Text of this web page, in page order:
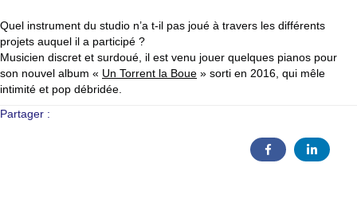
Quel instrument du studio n’a t-il pas joué à travers les différents
projets auquel il a participé ?
Musicien discret et surdoué, il est venu jouer quelques pianos pour
son nouvel album « Un Torrent la Boue » sorti en 2016, qui mêle
intimité et pop débridée.
Partager :